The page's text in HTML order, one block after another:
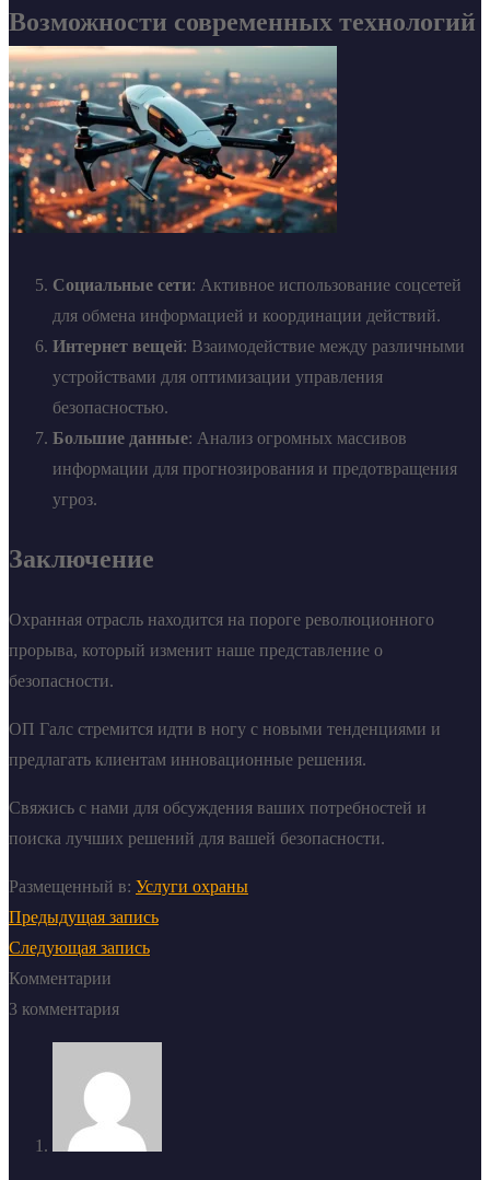
Возможности современных технологий
Социальные сети: Активное использование соцсетей
для обмена информацией и координации действий.
Интернет вещей: Взаимодействие между различными
устройствами для оптимизации управления
безопасностью.
Большие данные: Анализ огромных массивов
информации для прогнозирования и предотвращения
угроз.
Заключение
Охранная отрасль находится на пороге революционного
прорыва, который изменит наше представление о
безопасности.
ОП Галс стремится идти в ногу с новыми тенденциями и
предлагать клиентам инновационные решения.
Свяжись с нами для обсуждения ваших потребностей и
поиска лучших решений для вашей безопасности.
Размещенный в: Услуги охраны
Предыдущая запись
Следующая запись
Комментарии
3 комментария